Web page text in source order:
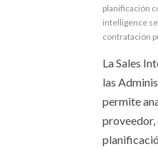
planificación
intelligence
contratación
La Sales
las
permite